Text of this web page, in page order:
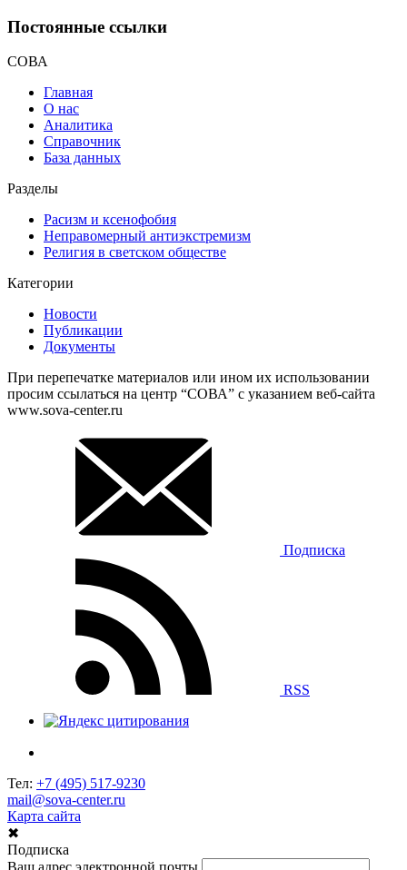
Постоянные ссылки
СОВА
Главная
О нас
Аналитика
Справочник
База данных
Разделы
Расизм и ксенофобия
Неправомерный антиэкстремизм
Религия в светском обществе
Категории
Новости
Публикации
Документы
При перепечатке материалов или ином их использовании
просим ссылаться на центр “СОВА” с указанием веб-сайта
www.sova-center.ru
Подписка
RSS
Тел: +7 (495) 517-9230
mail@sova-center.ru
Карта сайта
✖
Подписка